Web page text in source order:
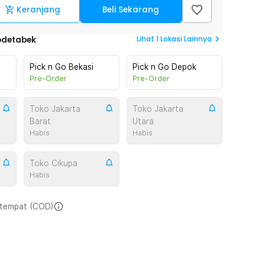
Keranjang Beli Sekarang
Lihat 1Lokasi Lainnya
Pick n Go Bekasi
Pre-Order
Pick n Go Depok
Pre-Order
Toko Jakarta
Barat
Habis
Toko Jakarta
Utara
Habis
Toko Cikupa
Habis
(COD)